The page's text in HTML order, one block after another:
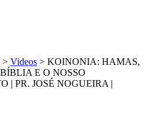
> Videos > KOINONIA: HAMAS,
E O NOSSO
| PR. JOSÉ NOGUEIRA |